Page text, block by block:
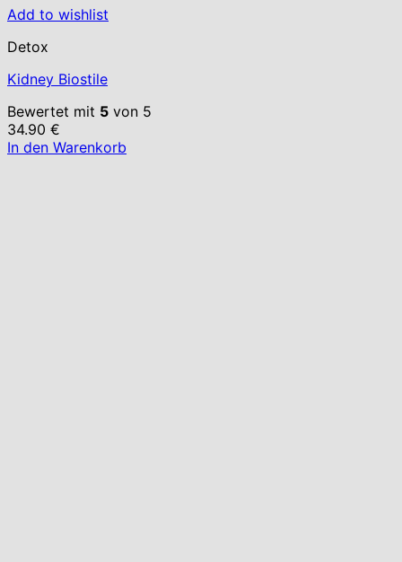
Add to wishlist
Detox
Kidney Biostile
Bewertet mit 5 von 5
34.90 €
In den Warenkorb